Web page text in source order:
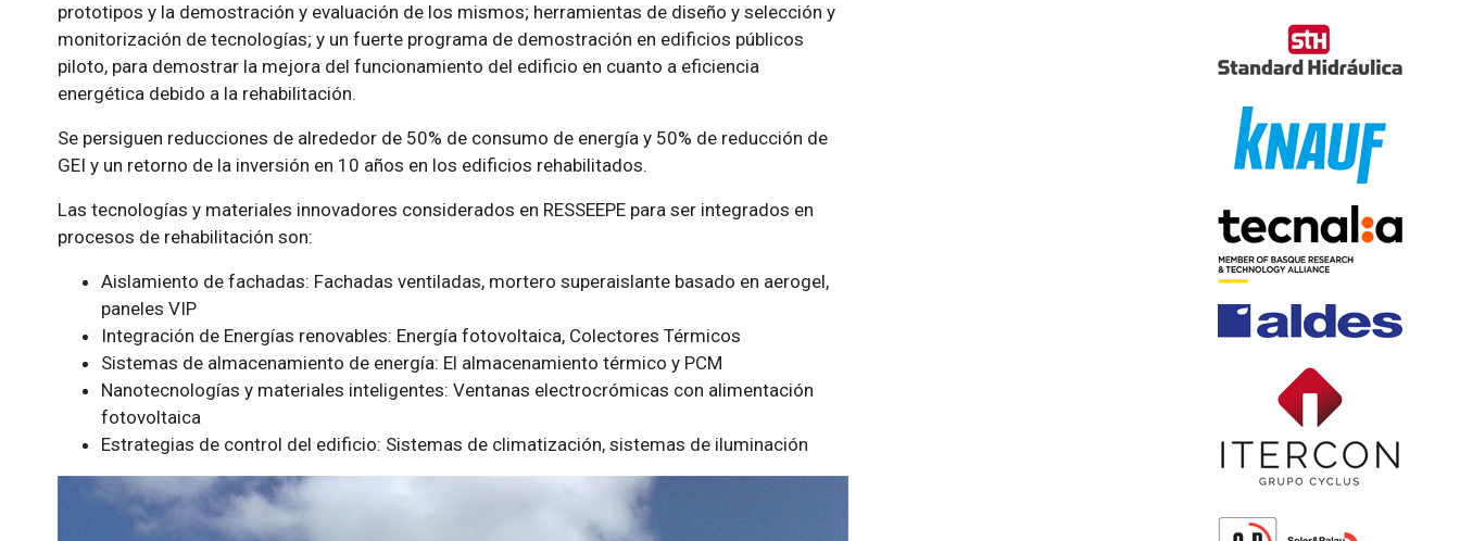
prototipos y la demostración y evaluación de los mismos; herramientas de diseño y selección y
monitorización de tecnologías; y un fuerte programa de demostración en edificios públicos
piloto, para demostrar la mejora del funcionamiento del edificio en cuanto a eficiencia
energética debido a la rehabilitación.
Se persiguen reducciones de alrededor de 50% de consumo de energía y 50% de reducción de
GEI y un retorno de la inversión en 10 años en los edificios rehabilitados.
Las tecnologías y materiales innovadores considerados en RESSEEPE para ser integrados en
procesos de rehabilitación son:
Aislamiento de fachadas: Fachadas ventiladas, mortero superaislante basado en aerogel,
paneles VIP
Integración de Energías renovables: Energía fotovoltaica, Colectores Térmicos
Sistemas de almacenamiento de energía: El almacenamiento térmico y PCM
Nanotecnologías y materiales inteligentes: Ventanas electrocrómicas con alimentación
fotovoltaica
Estrategias de control del edificio: Sistemas de climatización, sistemas de iluminación